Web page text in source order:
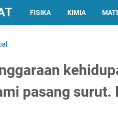
FISIKA KIMIA
pasang